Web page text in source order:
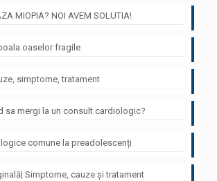
MIOPIA? NOI AVEM SOLUTIA!
oaselor fragile
simptome, tratament
sa mergi la un consult cardiologic?
comune la preadolescenți
Simptome, cauze și tratament